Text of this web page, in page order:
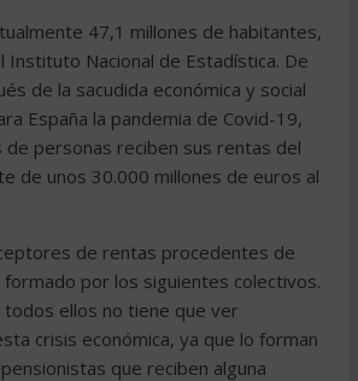
47,1 millones de habitantes,
Instituto Nacional de Estadística. De
de la sacudida económica y social
España la pandemia de Covid-19,
de personas reciben sus rentas del
de unos 30.000 millones de euros al
de rentas procedentes de
por los siguientes colectivos.
todos ellos no tiene que ver
crisis económica, ya que lo forman
que reciben alguna